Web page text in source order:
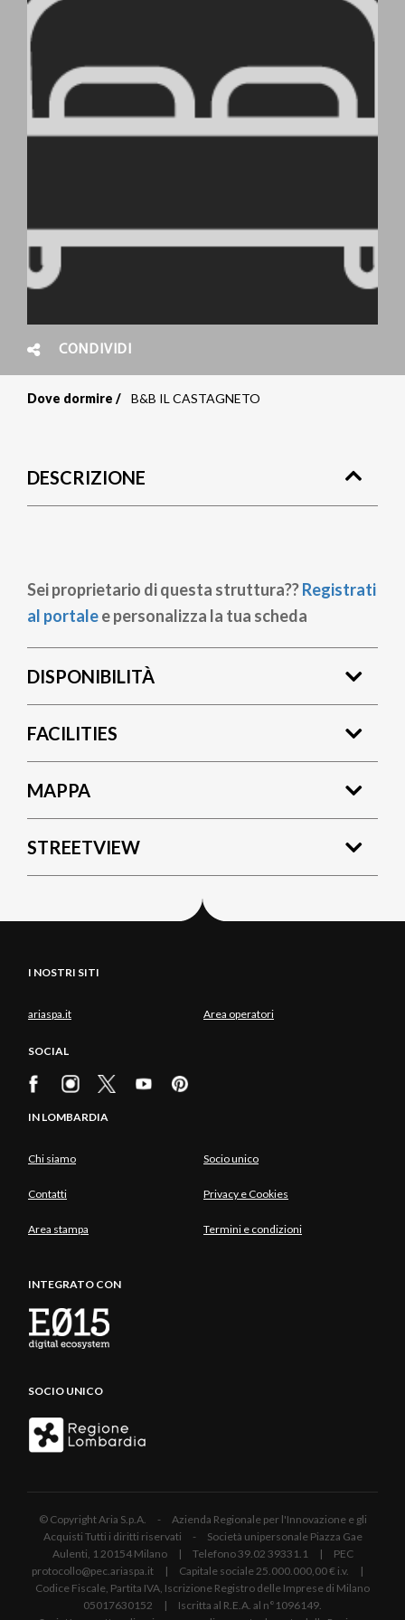
CONDIVIDI
pane
Dove dormire B&B IL CASTAGNETO
DESCRIZIONE
Sei proprietario di questa struttura??Registrati
al portalee personalizza la tua scheda
DISPONIBILITÀ
FACILITIES
MAPPA
STREETVIEW
I NOSTRI SITI
ariaspa.it Area operatori
SOCIAL
IN LOMBARDIA
Chi siamo Socio unico
Contatti Privacy e Cookies
Area stampa Termini e condizioni
INTEGRATO CON
SOCIO UNICO
© Copyright Aria S.p.A. - Azienda Regionale per l'Innovazione e gli
Acquisti Tutti i diritti riservati - Società unipersonale Piazza Gae
Aulenti, 1 20154 Milano | Telefono 39.02 39331.1 | PEC
protocollo@pec.ariaspa.it | Capitale sociale 25.000.000,00 € i.v. |
Codice Fiscale, Partita IVA, Iscrizione Registro delle Imprese di Milano
05017630152 | Iscritta al R.E.A. al n°1096149.